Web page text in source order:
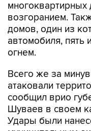
возгоранием.
домов, один из
автомобиля,
огнем.
Всего же за
атаковали
сообщил врио
Шуваев в своем
Удары были